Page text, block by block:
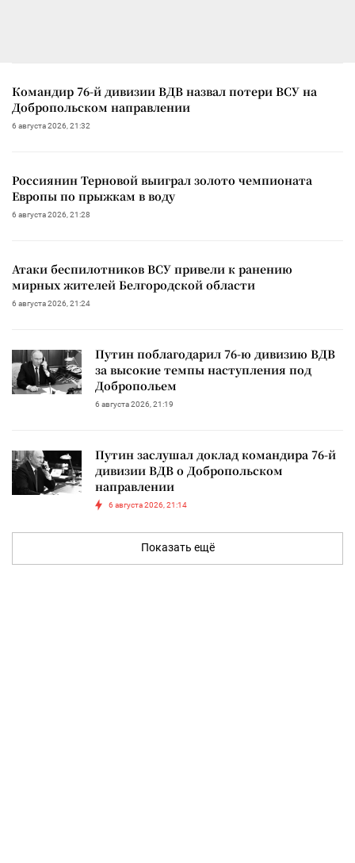
Командир 76-й дивизии ВДВ назвал потери ВСУ на
Добропольском направлении
6 августа 2026, 21:32
Россиянин Терновой выиграл золото чемпионата
Европы по прыжкам в воду
6 августа 2026, 21:28
Атаки беспилотников ВСУ привели к ранению
мирных жителей Белгородской области
6 августа 2026, 21:24
Путин поблагодарил 76-ю дивизию ВДВ
за высокие темпы наступления под
Добропольем
6 августа 2026, 21:19
Путин заслушал доклад командира 76-й
дивизии ВДВ о Добропольском
направлении
6 августа 2026, 21:14
Показать ещё